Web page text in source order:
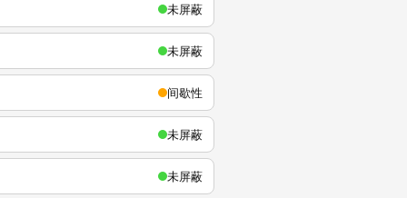
未屏蔽
未屏蔽
间歇性
未屏蔽
未屏蔽